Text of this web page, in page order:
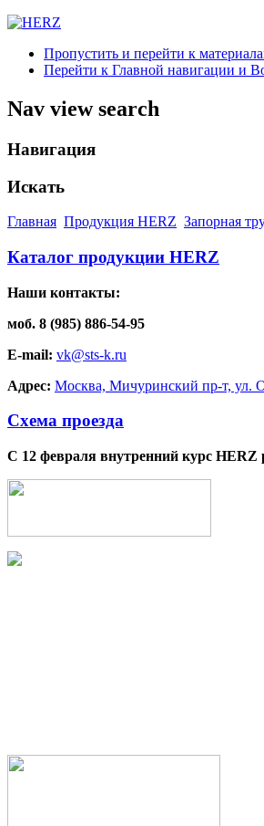
Пропустить и перейти к
Перейти к Главной навигации и
Nav view search
Навигация
Искать
Главная Продукция HERZ Запорная
Каталог продукции HERZ
Наши контакты:
моб. 8 (985) 886-54-95
E-mail: vk@sts-k.ru
Адрес: Москва, Мичуринский пр-т, ул.
Схема проезда
С 12 февраля внутренний курс HERZ